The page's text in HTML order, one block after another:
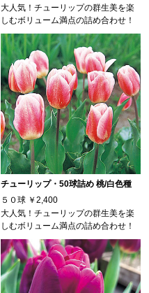
大人気！チューリップの群生美を楽
しむボリューム満点の詰め合わせ！
チューリップ・50球詰め 桃/白色種
５０球 ￥2,400
大人気！チューリップの群生美を楽
しむボリューム満点の詰め合わせ！